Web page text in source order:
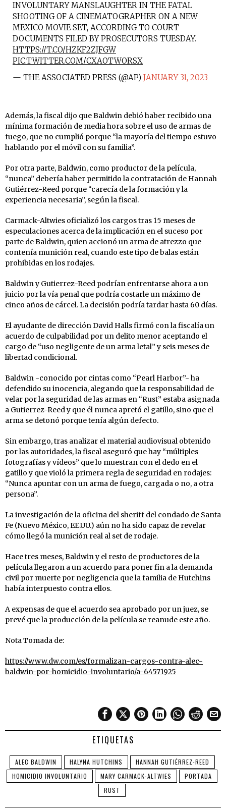
INVOLUNTARY MANSLAUGHTER IN THE FATAL
SHOOTING OF A CINEMATOGRAPHER ON A NEW
MEXICO MOVIE SET, ACCORDING TO COURT
DOCUMENTS FILED BY PROSECUTORS TUESDAY.
HTTPS://T.CO/HZKF2ZJFGW
PIC.TWITTER.COM/CXAOTWORSX
— THE ASSOCIATED PRESS (@AP) JANUARY 31, 2023
Además, la fiscal dijo que Baldwin debió haber recibido una
mínima formación de media hora sobre el uso de armas de
fuego, que no cumplió porque “la mayoría del tiempo estuvo
hablando por el móvil con su familia”.
Por otra parte, Baldwin, como productor de la película,
“nunca” debería haber permitido la contratación de Hannah
Gutiérrez-Reed porque “carecía de la formación y la
experiencia necesaria”, según la fiscal.
Carmack-Altwies oficializó los cargos tras 15 meses de
especulaciones acerca de la implicación en el suceso por
parte de Baldwin, quien accionó un arma de atrezzo que
contenía munición real, cuando este tipo de balas están
prohibidas en los rodajes.
Baldwin y Gutierrez-Reed podrían enfrentarse ahora a un
juicio por la vía penal que podría costarle un máximo de
cinco años de cárcel. La decisión podría tardar hasta 60 días.
El ayudante de dirección David Halls firmó con la fiscalía un
acuerdo de culpabilidad por un delito menor aceptando el
cargo de “uso negligente de un arma letal” y seis meses de
libertad condicional.
Baldwin -conocido por cintas como “Pearl Harbor”- ha
defendido su inocencia, alegando que la responsabilidad de
velar por la seguridad de las armas en “Rust” estaba asignada
a Gutierrez-Reed y que él nunca apretó el gatillo, sino que el
arma se detonó porque tenía algún defecto.
Sin embargo, tras analizar el material audiovisual obtenido
por las autoridades, la fiscal aseguró que hay “múltiples
fotografías y vídeos” que lo muestran con el dedo en el
gatillo y que violó la primera regla de seguridad en rodajes:
“Nunca apuntar con un arma de fuego, cargada o no, a otra
persona”.
La investigación de la oficina del sheriff del condado de Santa
Fe (Nuevo México, EE.UU.) aún no ha sido capaz de revelar
cómo llegó la munición real al set de rodaje.
Hace tres meses, Baldwin y el resto de productores de la
película llegaron a un acuerdo para poner fin a la demanda
civil por muerte por negligencia que la familia de Hutchins
había interpuesto contra ellos.
A expensas de que el acuerdo sea aprobado por un juez, se
prevé que la producción de la película se reanude este año.
Nota Tomada de:
https://www.dw.com/es/formalizan-cargos-contra-alec-
baldwin-por-homicidio-involuntario/a-64571925
ETIQUETAS
ALEC BALDWIN HALYNA HUTCHINS
HANNAH GUTIÉRREZ-REED
HOMICIDIO INVOLUNTARIO
MARY CARMACK-ALTWIES
PORTADA
RUST